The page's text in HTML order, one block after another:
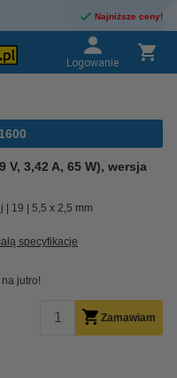
Najniższe ceny!
Logowanie
3,42 A, 65 W), wersja
19 5,5 x 2,5 mm
specyfikacje
jutro!
Zamawiam